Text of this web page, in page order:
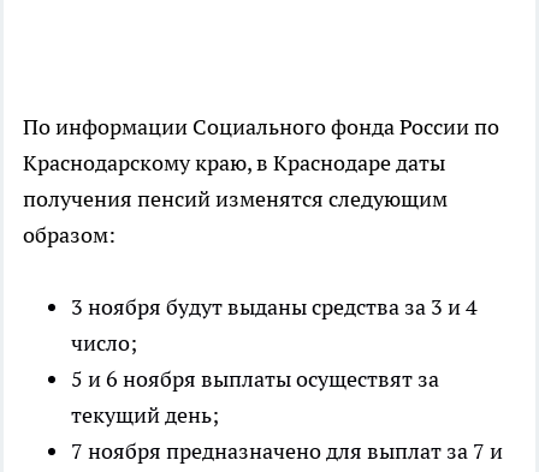
По информации Социального фонда России по
Краснодарскому краю, в Краснодаре даты
получения пенсий изменятся следующим
образом:
3 ноября будут выданы средства за 3 и 4
число;
5 и 6 ноября выплаты осуществят за
текущий день;
7 ноября предназначено для выплат за 7 и